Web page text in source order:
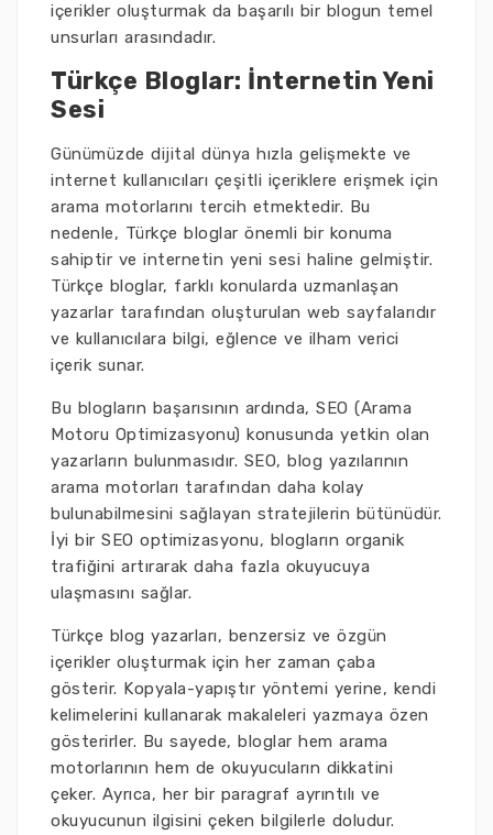
içerikler oluşturmak da başarılı bir blogun temel
unsurları arasındadır.
Türkçe Bloglar: İnternetin Yeni
Sesi
Günümüzde dijital dünya hızla gelişmekte ve
internet kullanıcıları çeşitli içeriklere erişmek için
arama motorlarını tercih etmektedir. Bu
nedenle, Türkçe bloglar önemli bir konuma
sahiptir ve internetin yeni sesi haline gelmiştir.
Türkçe bloglar, farklı konularda uzmanlaşan
yazarlar tarafından oluşturulan web sayfalarıdır
ve kullanıcılara bilgi, eğlence ve ilham verici
içerik sunar.
Bu blogların başarısının ardında, SEO (Arama
Motoru Optimizasyonu) konusunda yetkin olan
yazarların bulunmasıdır. SEO, blog yazılarının
arama motorları tarafından daha kolay
bulunabilmesini sağlayan stratejilerin bütünüdür.
İyi bir SEO optimizasyonu, blogların organik
trafiğini artırarak daha fazla okuyucuya
ulaşmasını sağlar.
Türkçe blog yazarları, benzersiz ve özgün
içerikler oluşturmak için her zaman çaba
gösterir. Kopyala-yapıştır yöntemi yerine, kendi
kelimelerini kullanarak makaleleri yazmaya özen
gösterirler. Bu sayede, bloglar hem arama
motorlarının hem de okuyucuların dikkatini
çeker. Ayrıca, her bir paragraf ayrıntılı ve
okuyucunun ilgisini çeken bilgilerle doludur.